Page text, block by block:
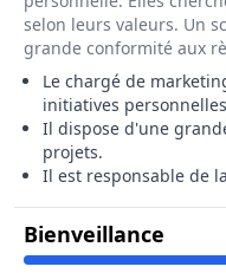
selon leurs valeurs. Un
grande conformité aux
Le chargé de
initiatives
Il dispose d'une
projets.
Il est responsable de
Bienveillance